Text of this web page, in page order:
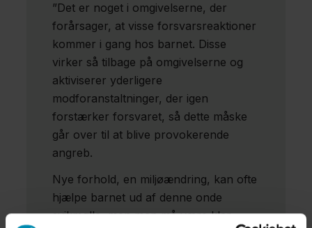
”Det er noget i omgivelserne, der
forårsager, at visse forsvarsreaktioner
kommer i gang hos barnet. Disse
virker så tilbage på omgivelserne og
aktiviserer yderligere
modforanstaltninger, der igen
forstærker forsvaret, så dette måske
går over til at blive provokerende
angreb.
Nye forhold, en miljøændring, kan ofte
hjælpe barnet ud af denne onde
svikmølle, men man må være klar